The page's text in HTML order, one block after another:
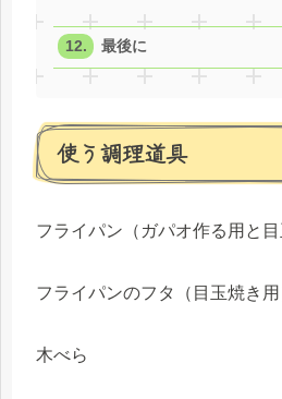
最後に
使う調理道具
フライパン（ガパオ作る用と目
フライパンのフタ（目玉焼き用
木べら